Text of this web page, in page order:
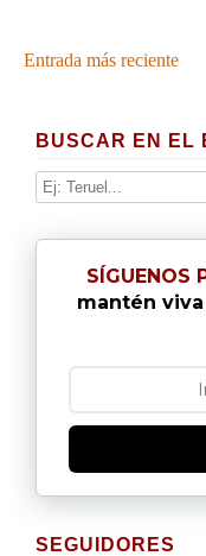
Entrada más reciente
BUSCAR EN EL
SÍGUENOS
mantén
SEGUIDORES